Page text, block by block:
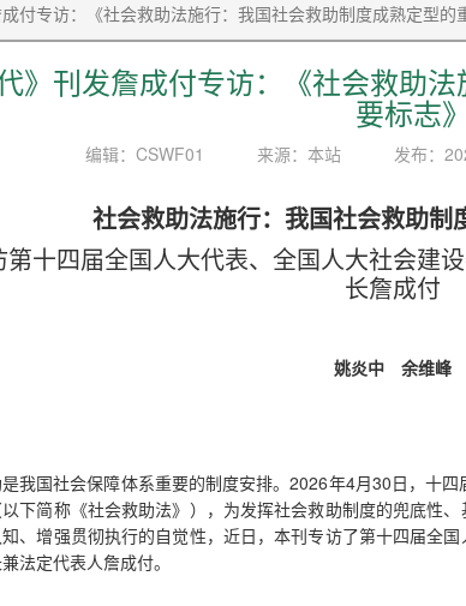
付专访：《社会救助法施行：我国社会救助制度成熟定型的
》刊发詹成付专访：《社会救助
要标志》
编辑：CSWF01 来源：本站 发布：
社会救助法施行：我国社会救助制
十四届全国人大代表、全国人大社会建
长詹成付
姚炎中 余维峰
我国社会保障体系重要的制度安排。2026年4月30日，十
下简称《社会救助法》），为发挥社会救助制度的兜底性
、增强贯彻执行的自觉性，近日，本刊专访了第十四届全
法定代表人詹成付。